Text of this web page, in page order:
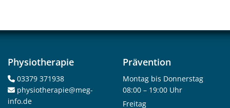
Physiotherapie
 03379 371938
 physiotherapie@meg-
info.de
Prävention
Montag bis Donnerstag
08:00 – 19:00 Uhr
Freitag